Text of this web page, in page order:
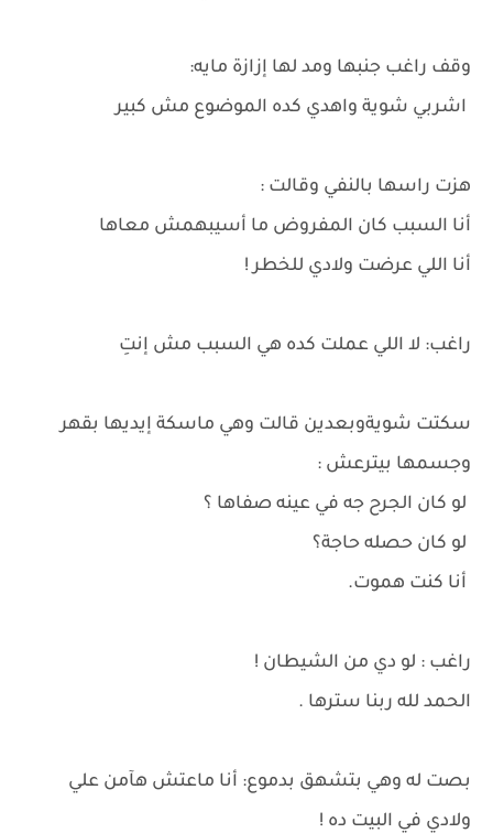
وقف راغب جنبها ومد لها إزازة مايه:
اشربي شوية واهدي كده الموضوع مش كبير
هزت راسها بالنفي وقالت :
أنا السبب كان المفروض ما أسيبهمش معاها
أنا اللي عرضت ولادي للخطر !
راغب: لا اللي عملت كده هي السبب مش إنتِ
سكتت شويةوبعدين قالت وهي ماسكة إيديها بقهر
وجسمها بيترعش :
لو كان الجرح جه في عينه صفاها ؟
لو كان حصله حاجة؟
أنا كنت هموت.
راغب : لو دي من الشيطان !
الحمد لله ربنا سترها .
بصت له وهي بتشهق بدموع: أنا ماعتش هآمن علي
ولادي في البيت ده !